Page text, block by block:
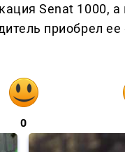
Senat 1000,
приобрел
0